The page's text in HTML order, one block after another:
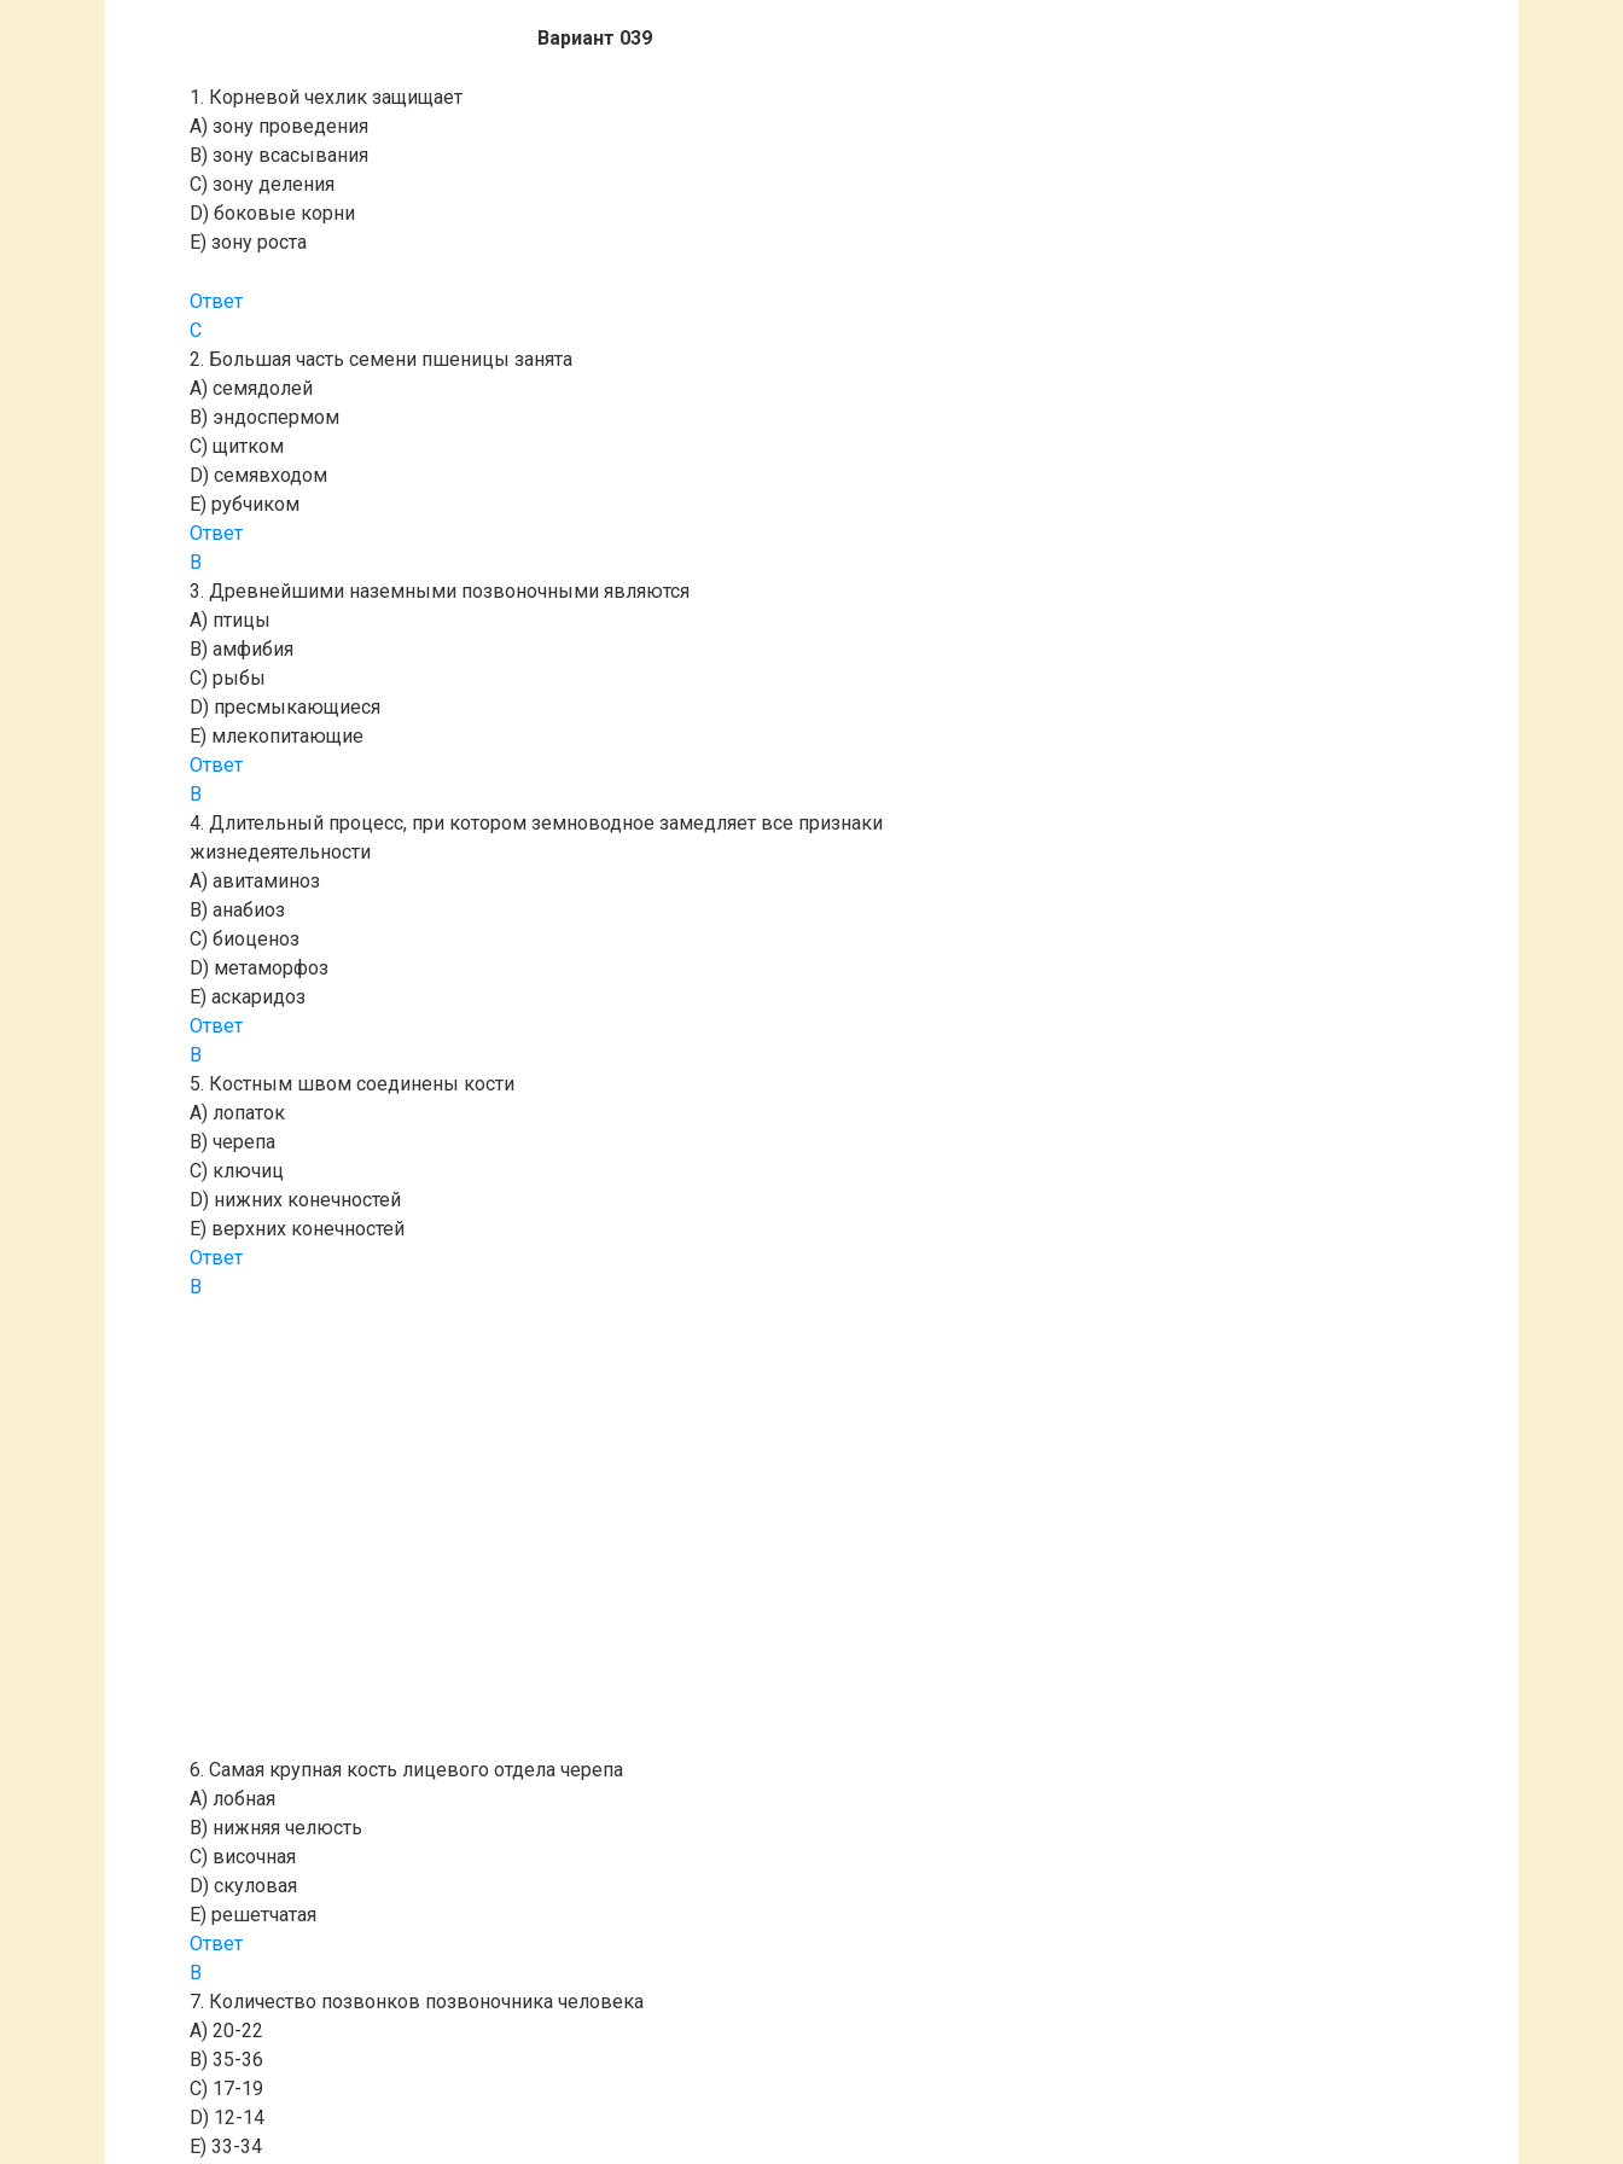
Вариант 039
1. Корневой чехлик защищает
A) зону проведения
B) зону всасывания
C) зону деления
D) боковые корни
E) зону роста
Ответ
С
2. Большая часть семени пшеницы занята
A) семядолей
B) эндоспермом
C) щитком
D) семявходом
E) рубчиком
Ответ
B
3. Древнейшими наземными позвоночными являются
A) птицы
B) амфибия
C) рыбы
D) пресмыкающиеся
E) млекопитающие
Ответ
B
4. Длительный процесс, при котором земноводное замедляет все признаки
жизнедеятельности
A) авитаминоз
B) анабиоз
C) биоценоз
D) метаморфоз
E) аскаридоз
Ответ
B
5. Костным швом соединены кости
A) лопаток
B) черепа
C) ключиц
D) нижних конечностей
E) верхних конечностей
Ответ
B
6. Самая крупная кость лицевого отдела черепа
A) лобная
B) нижняя челюсть
C) височная
D) скуловая
E) решетчатая
Ответ
B
7. Количество позвонков позвоночника человека
A) 20-22
B) 35-36
C) 17-19
D) 12-14
E) 33-34